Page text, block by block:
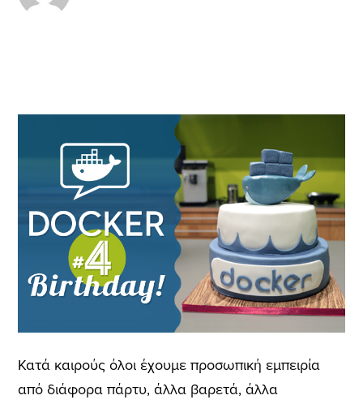
Κατά καιρούς όλοι έχουμε προσωπική εμπειρία
από διάφορα πάρτυ, άλλα βαρετά, άλλα